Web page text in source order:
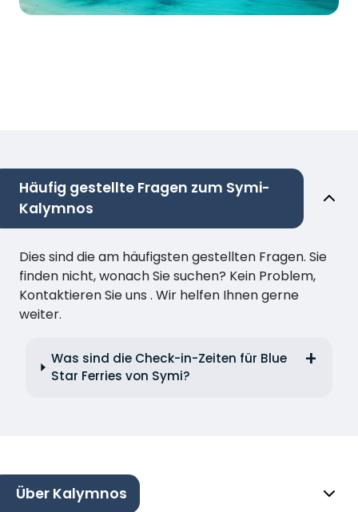
Häufig gestellte Fragen zum Symi-
Kalymnos
Dies sind die am häufigsten gestellten Fragen. Sie
finden nicht, wonach Sie suchen? Kein Problem,
Kontaktieren Sie uns . Wir helfen Ihnen gerne
weiter.
Was sind die Check-in-Zeiten für Blue
Star Ferries von Symi?
Über Kalymnos